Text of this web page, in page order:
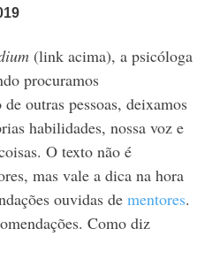
(link acima), a psicóloga
procuramos
outras pessoas, deixamos
habilidades, nossa voz e
O texto não é
mas vale a dica na hora
ouvidas de mentores.
Como diz